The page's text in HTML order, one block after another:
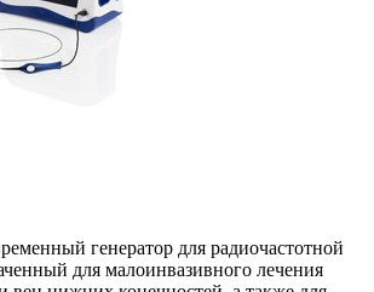
генератор для радиочастотной
для малоинвазивного лечения